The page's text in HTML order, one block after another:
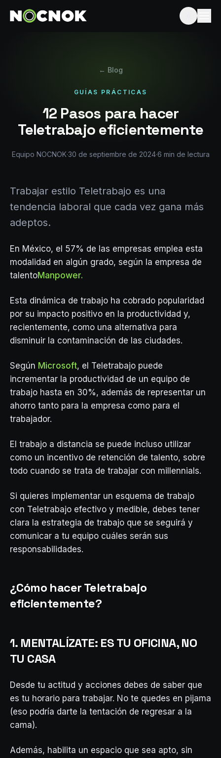
← Blog
GUÍAS PRÁCTICAS
12 Pasos para hacer
Teletrabajo eficientemente
Equipo NOCNOK·30 de septiembre de 2024·6 min de lectura
Trabajar estilo Teletrabajo es una
tendencia laboral que cada vez gana más
adeptos.
En México, el 57% de las empresas emplea esta
modalidad en algún grado, según la empresa de
talentoManpower.
Esta dinámica de trabajo ha cobrado popularidad
por su impacto positivo en la productividad y,
recientemente, como una alternativa para
disminuir la contaminación de las ciudades.
Según Microsoft, el Teletrabajo puede
incrementar la productividad de un equipo de
trabajo hasta en 30%, además de representar un
ahorro tanto para la empresa como para el
trabajador.
El trabajo a distancia se puede incluso utilizar
como un incentivo de retención de talento, sobre
todo cuando se trata de trabajar con millennials.
Si quieres implementar un esquema de trabajo
con Teletrabajo efectivo y medible, debes tener
clara la estrategia de trabajo que se seguirá y
comunicar a tu equipo cuáles serán sus
responsabilidades.
¿Cómo hacer Teletrabajo
eficientemente?
1. MENTALÍZATE: ES TU OFICINA, NO
TU CASA
Desde tu actitud y acciones debes de saber que
es tu horario para trabajar. No te quedes en pijama
(eso podría darte la tentación de regresar a la
cama).
Además, habilita un espacio que sea apto, sin